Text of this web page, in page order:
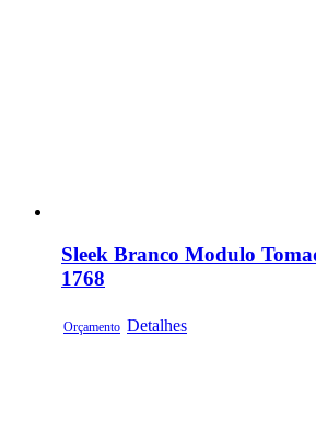
Sleek Branco Modulo
1768
Orçamento Detalhes